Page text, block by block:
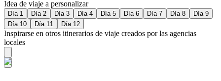
Idea de viaje a personalizar
Día 1 Día 2 Día 3 Día 4 Día 5 Día 6 Día 7 Día 8
Día 9
Día 10
Día 11 Día 12
Inspirarse en otros itinerarios de viaje creados por las agencias
locales